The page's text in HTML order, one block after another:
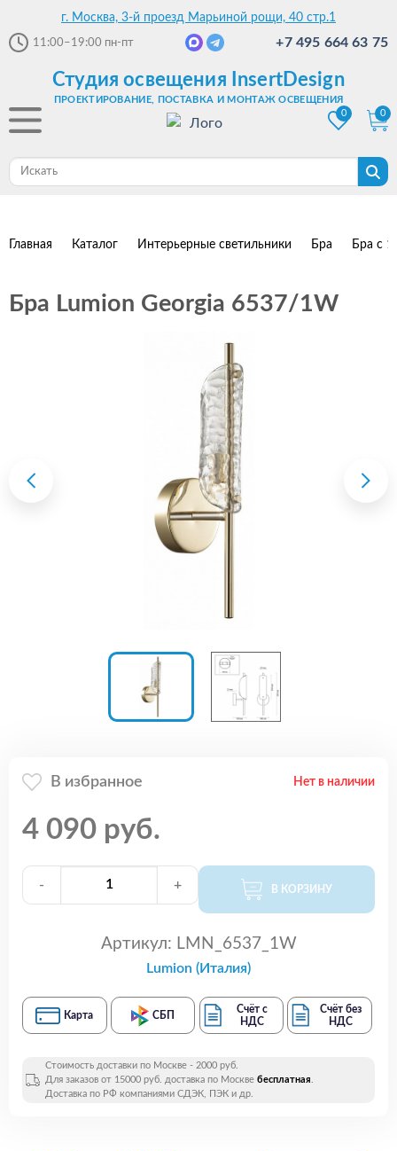
г. Москва, 3-й проезд Марьиной рощи, 40 стр.1
11:00–19:00 пн-пт +7 495 664 63 75
Студия освещения InsertDesign
ПРОЕКТИРОВАНИЕ, ПОСТАВКА И МОНТАЖ ОСВЕЩЕНИЯ
0
0
Главная Каталог Интерьерные светильники Бра Бра с
Бра Lumion Georgia 6537/1W
В избранное Нет в наличии
4 090 руб.
- + В КОРЗИНУ
Артикул: LMN_6537_1W
Lumion (Италия)
Карта СБП
Счёт с
НДС
Счёт без
НДС
Стоимость доставки по Москве - 2000 руб.
Для заказов от 15000 руб. доставка по Москве бесплатная.
Доставка по РФ компаниями СДЭК, ПЭК и др.